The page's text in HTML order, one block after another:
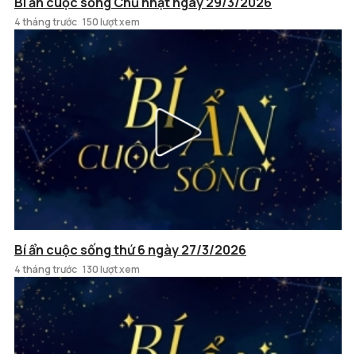
4 tháng trước 150 lượt xem
Bí ẩn cuộc sống thứ 6 ngày 27/3/2026
4 tháng trước 130 lượt xem